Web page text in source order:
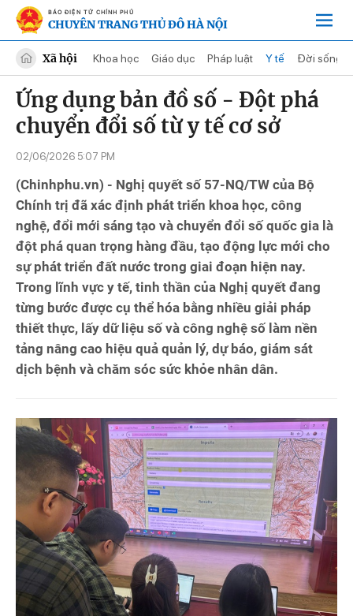
BÁO ĐIỆN TỬ CHÍNH PHỦ
CHUYÊN TRANG THỦ ĐÔ HÀ NỘI
Xã hội Khoa học Giáo dục Pháp luật Y tế Đời sống
Ứng dụng bản đồ số - Đột phá
chuyển đổi số từ y tế cơ sở
02/06/2026 5:07 PM
(Chinhphu.vn) - Nghị quyết số 57-NQ/TW của Bộ
Chính trị đã xác định phát triển khoa học, công
nghệ, đổi mới sáng tạo và chuyển đổi số quốc gia là
đột phá quan trọng hàng đầu, tạo động lực mới cho
sự phát triển đất nước trong giai đoạn hiện nay.
Trong lĩnh vực y tế, tinh thần của Nghị quyết đang
từng bước được cụ thể hóa bằng nhiều giải pháp
thiết thực, lấy dữ liệu số và công nghệ số làm nền
tảng nâng cao hiệu quả quản lý, dự báo, giám sát
dịch bệnh và chăm sóc sức khỏe nhân dân.